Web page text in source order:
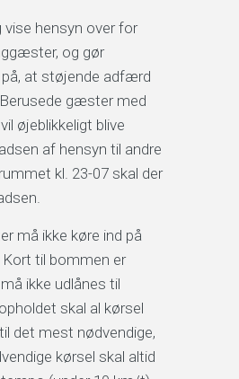
vise hensyn over for
og gør
at støjende adfærd
gæster med
øjeblikkeligt blive
af hensyn til andre
kl. 23-07 skal der
må ikke køre ind på
Kort til bommen er
ikke udlånes til
skal al kørsel
det mest nødvendige,
kørsel skal altid